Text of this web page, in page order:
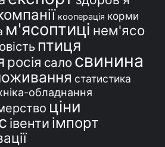
кооперація корми
м'ясоптиці нем'ясо
птиця
росія сало свинина
статистика
обладнання
ціни
івенти імпорт